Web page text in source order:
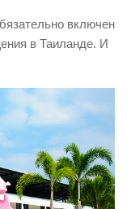
включен
в Таиланде. И